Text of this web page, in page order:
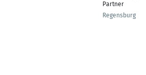
Partner
Regensburg